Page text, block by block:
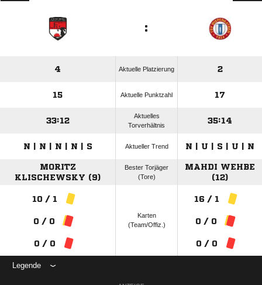
:
4 Aktuelle Platzierung 2
15 Aktuelle Punktzahl 17
33:12
Aktuelles
Torverhältnis
35:14
N | N | N | N | S Aktueller Trend N | U | S | U | N
MORITZ
KLISCHEWSKY (9)
Bester Torjäger
(Tore)
MAHDI WEHBE
(12)
10 / 1
0 / 0
0 / 0
Karten
(Team/Offiz.)
16 / 1
0 / 0
0 / 0
Legende